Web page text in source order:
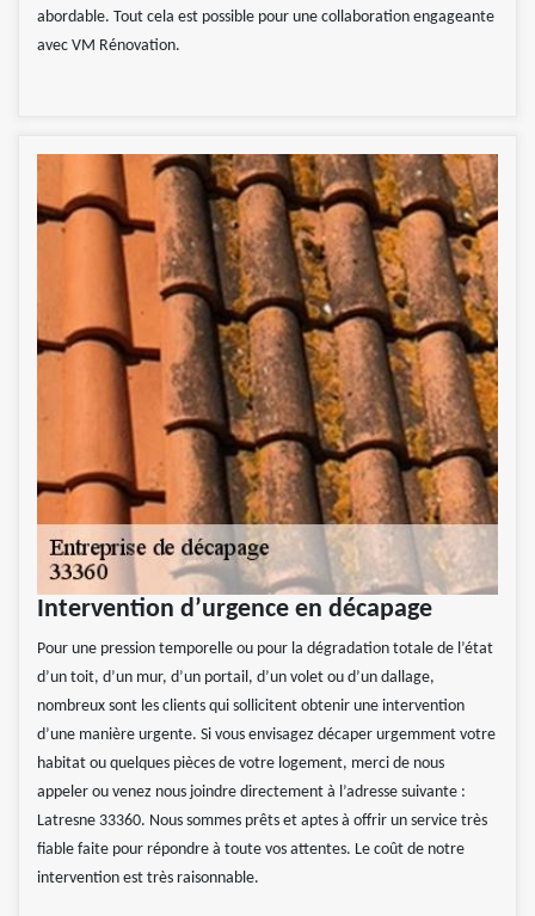
abordable. Tout cela est possible pour une collaboration engageante
avec VM Rénovation.
Intervention d’urgence en décapage
Pour une pression temporelle ou pour la dégradation totale de l’état
d’un toit, d’un mur, d’un portail, d’un volet ou d’un dallage,
nombreux sont les clients qui sollicitent obtenir une intervention
d’une manière urgente. Si vous envisagez décaper urgemment votre
habitat ou quelques pièces de votre logement, merci de nous
appeler ou venez nous joindre directement à l’adresse suivante :
Latresne 33360. Nous sommes prêts et aptes à offrir un service très
fiable faite pour répondre à toute vos attentes. Le coût de notre
intervention est très raisonnable.